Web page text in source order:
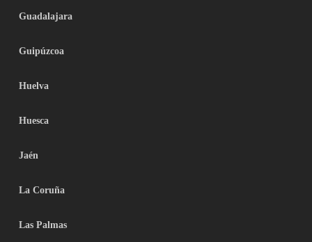
Guadalajara
Guipúzcoa
Huelva
Huesca
Jaén
La Coruña
Las Palmas